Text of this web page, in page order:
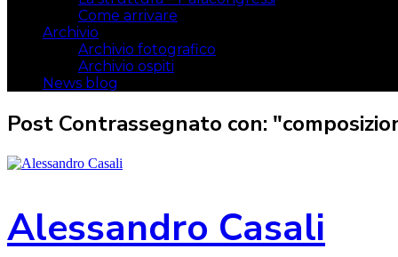
Come arrivare
Archivio
Archivio fotografico
Archivio ospiti
News blog
Post Contrassegnato con:
Alessandro Casali